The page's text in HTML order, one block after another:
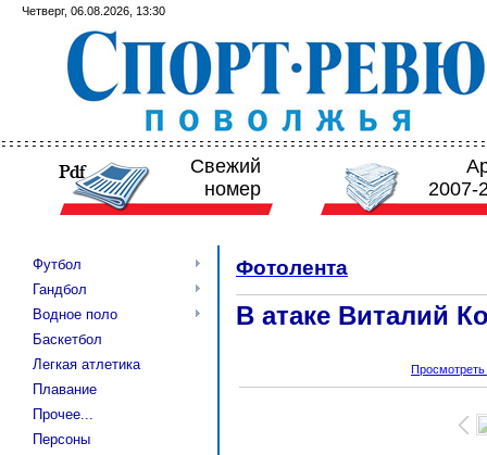
Четверг, 06.08.2026, 13:30
Свежий
номер
2007-
Футбол
Гандбол
Водное поло
Баскетбол
Легкая атлетика
Плавание
Прочее...
Персоны
Фотолента
В атаке Виталий